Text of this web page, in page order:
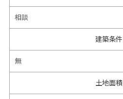
相談
建築条件
無
土地面積